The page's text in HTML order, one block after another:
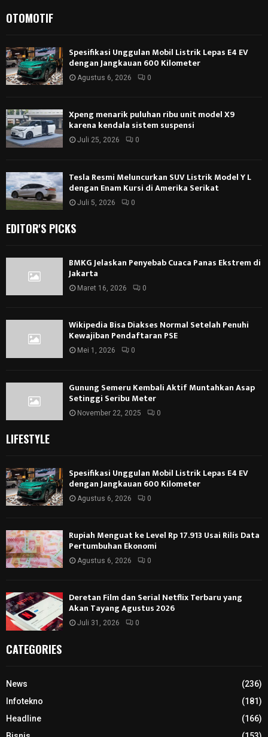
OTOMOTIF
Spesifikasi Unggulan Mobil Listrik Lepas E4 EV
dengan Jangkauan 600 Kilometer
Agustus 6, 2026 0
Xpeng menarik puluhan ribu unit model X9
karena kendala sistem suspensi
Juli 25, 2026 0
Tesla Resmi Meluncurkan SUV Listrik Model Y L
dengan Enam Kursi di Amerika Serikat
Juli 5, 2026 0
EDITOR'S PICKS
BMKG Jelaskan Penyebab Cuaca Panas Ekstrem di
Jakarta
Maret 16, 2026 0
Wikipedia Bisa Diakses Normal Setelah Penuhi
Kewajiban Pendaftaran PSE
Mei 1, 2026 0
Gunung Semeru Kembali Aktif Muntahkan Asap
Setinggi Seribu Meter
November 22, 2025 0
LIFESTYLE
Spesifikasi Unggulan Mobil Listrik Lepas E4 EV
dengan Jangkauan 600 Kilometer
Agustus 6, 2026 0
Rupiah Menguat ke Level Rp 17.913 Usai Rilis Data
Pertumbuhan Ekonomi
Agustus 6, 2026 0
Deretan Film dan Serial Netflix Terbaru yang
Akan Tayang Agustus 2026
Juli 31, 2026 0
CATEGORIES
News
(236)
Infotekno
(181)
Headline
(166)